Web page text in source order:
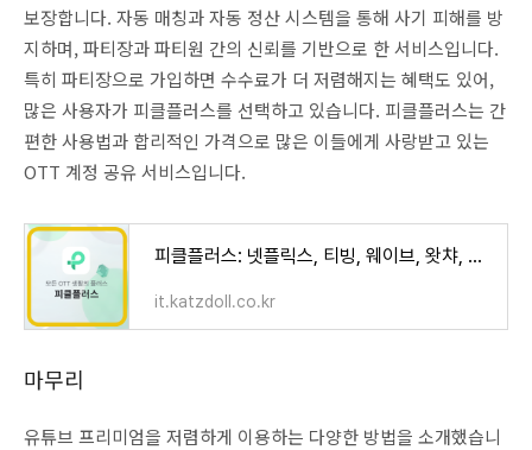
보장합니다. 자동 매칭과 자동 정산 시스템을 통해 사기 피해를 방
지하며, 파티장과 파티원 간의 신뢰를 기반으로 한 서비스입니다.
특히 파티장으로 가입하면 수수료가 더 저렴해지는 혜택도 있어,
많은 사용자가 피클플러스를 선택하고 있습니다. 피클플러스는 간
편한 사용법과 합리적인 가격으로 많은 이들에게 사랑받고 있는
OTT 계정 공유 서비스입니다.
피클플러스: 넷플릭스, 티빙, 웨이브, 왓챠, 디즈니+ OTT 계정공유 가격 비교
it.katzdoll.co.kr
마무리
유튜브 프리미엄을 저렴하게 이용하는 다양한 방법을 소개했습니